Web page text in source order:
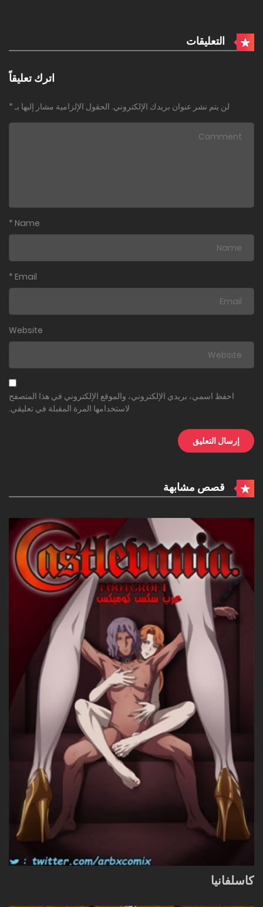
التعليقات
اترك تعليقاً
لن يتم نشر عنوان بريدك الإلكتروني. الحقول الإلزامية مشار إليها بـ *
Name
*
Email
*
Website
احفظ اسمي، بريدي الإلكتروني، والموقع الإلكتروني في هذا المتصفح
لاستخدامها المرة المقبلة في تعليقي.
قصص مشابهة
كاسلفانيا